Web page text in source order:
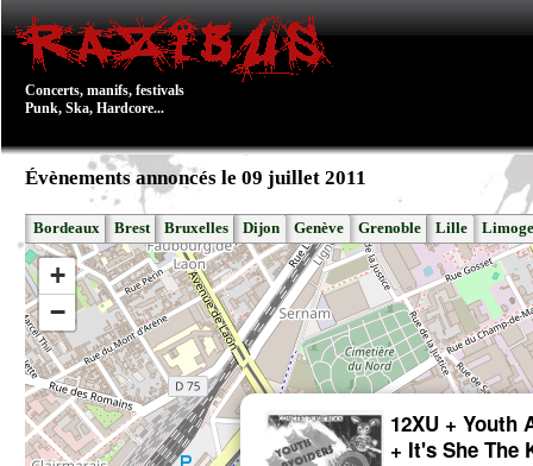
Concerts, manifs, festivals
Punk, Ska, Hardcore...
Évènements annoncés le 09 juillet 2011
Bordeaux Brest Bruxelles Dijon Genève Grenoble Lille
12XU + Youth
+ It's She The
+
−